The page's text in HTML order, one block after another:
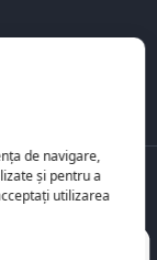
de navigare,
și pentru a
utilizarea